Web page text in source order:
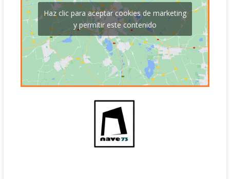
Haz clic para aceptar cookies de marketing
y permitir este contenido